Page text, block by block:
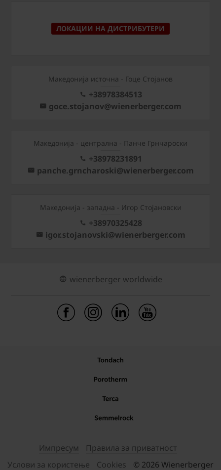
ЛОКАЦИИ НА ДИСТРИБУТЕРИ
Македонија источна - Гоце Стојанов
+38978384513
goce.stojanov@wienerberger.com
Mакедонија - централна - Панче Грнчароски
+38978231891
panche.grncharoski@wienerberger.com
Mакедонија - западна - Игор Стојановски
+38970325428
igor.stojanovski@wienerberger.com
wienerberger worldwide
Импресум
Правила за приватност
Услови за користење
Cookies © 2026 Wienerberger